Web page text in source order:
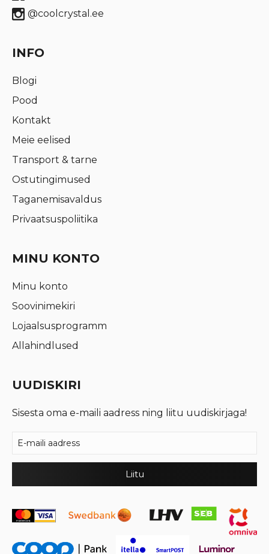
@coolcrystal.ee
INFO
Blogi
Pood
Kontakt
Meie eelised
Transport & tarne
Ostutingimused
Taganemisavaldus
Privaatsuspoliitika
MINU KONTO
Minu konto
Soovinimekiri
Lojaalsusprogramm
Allahindlused
UUDISKIRI
Sisesta oma e-maili aadress ning liitu uudiskirjaga!